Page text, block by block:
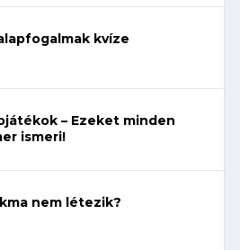
kvíze
– Ezeket minden
ismeri!
nem létezik?